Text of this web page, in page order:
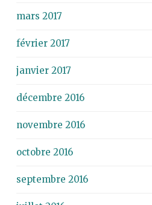
mars 2017
février 2017
janvier 2017
décembre 2016
novembre 2016
octobre 2016
septembre 2016